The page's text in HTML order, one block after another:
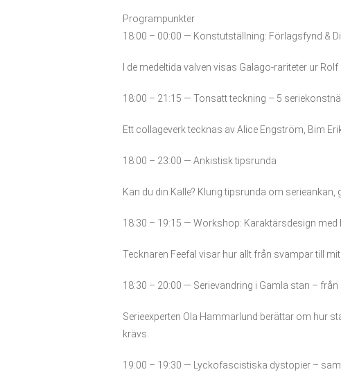
Programpunkter
18:00 – 00:00 — Konstutställning: Förlagsfynd &
I de medeltida valven visas Galago-rariteter ur
18:00 – 21:15 — Tonsatt teckning – 5
Ett collageverk tecknas av Alice Engström, Bim
18:00 – 23:00 — Ankistisk tipsrunda
Kan du din Kalle? Klurig tipsrunda om
18:30 – 19:15 — Workshop: Karaktärsdesign med
Tecknaren Feefal visar hur allt från svampar till
18:30 – 20:00 — Serievandring i Gamla stan – från
Serieexperten Ola Hammarlund berättar om hur
krävs.
19:00 – 19:30 — Lyckofascistiska dystopier –